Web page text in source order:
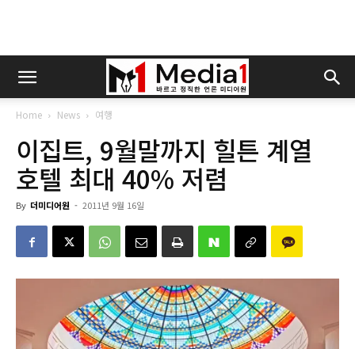
Home News 여행
이집트, 9월말까지 힐튼 계열
호텔 최대 40% 저렴
By 더미디어원 - 2011년 9월 16일